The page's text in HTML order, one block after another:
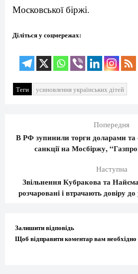
Московської біржі.
Діліться у соцмережах:
Теги усиновлення українських дітей
Попередня
В РФ зупинили торги доларами
санкції на Мосбіржу,
Наступна
Звільнення Кубракова та
розчаровані і втрачають довіру
Залишити відповідь
Щоб відправити коментар вам необхідно